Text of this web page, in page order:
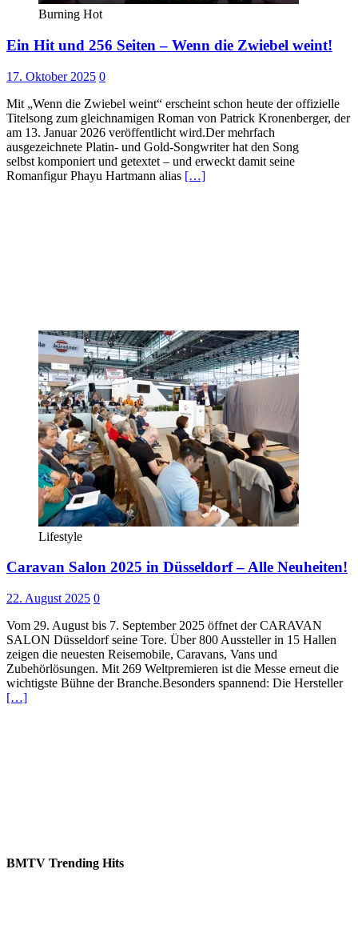
Burning Hot
Ein Hit und 256 Seiten – Wenn die Zwiebel weint!
17. Oktober 2025 0
Mit „Wenn die Zwiebel weint“ erscheint schon heute der offizielle
Titelsong zum gleichnamigen Roman von Patrick Kronenberger, der
am 13. Januar 2026 veröffentlicht wird.Der mehrfach
ausgezeichnete Platin- und Gold-Songwriter hat den Song
selbst komponiert und getextet – und erweckt damit seine
Romanfigur Phayu Hartmann alias […]
Lifestyle
Caravan Salon 2025 in Düsseldorf – Alle Neuheiten!
22. August 2025 0
Vom 29. August bis 7. September 2025 öffnet der CARAVAN
SALON Düsseldorf seine Tore. Über 800 Aussteller in 15 Hallen
zeigen die neuesten Reisemobile, Caravans, Vans und
Zubehörlösungen. Mit 269 Weltpremieren ist die Messe erneut die
wichtigste Bühne der Branche.Besonders spannend: Die Hersteller
[…]
BMTV Trending Hits